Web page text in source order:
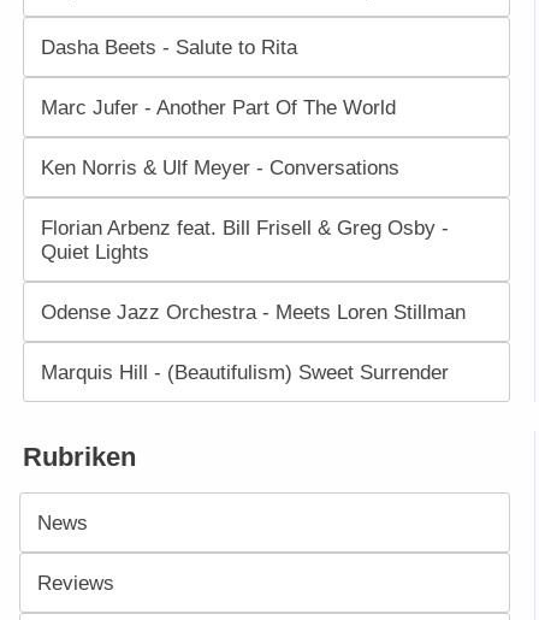
Dasha Beets - Salute to Rita
Marc Jufer - Another Part Of The World
Ken Norris & Ulf Meyer - Conversations
Florian Arbenz feat. Bill Frisell & Greg Osby -
Quiet Lights
Odense Jazz Orchestra - Meets Loren Stillman
Marquis Hill - (Beautifulism) Sweet Surrender
Rubriken
News
Reviews